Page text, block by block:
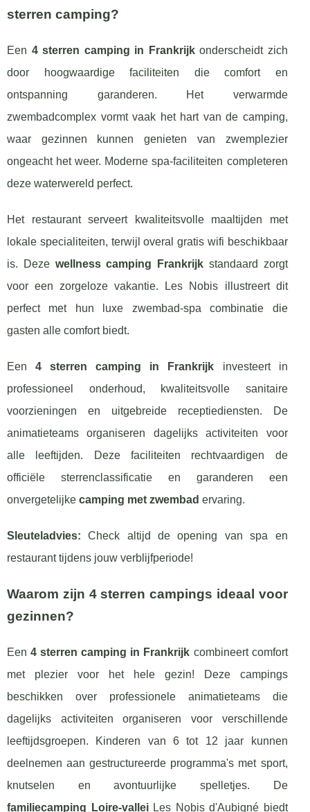
sterren camping?
Een 4 sterren camping in Frankrijkonderscheidt zich
door hoogwaardige faciliteiten die comfort en
ontspanning garanderen. Het verwarmde
zwembadcomplex vormt vaak het hart van de camping,
waar gezinnen kunnen genieten van zwemplezier
ongeacht het weer. Moderne spa-faciliteiten completeren
deze waterwereld perfect.
Het restaurant serveert kwaliteitsvolle maaltijden met
lokale specialiteiten, terwijl overal gratis wifi beschikbaar
is. Deze wellness camping Frankrijk standaard zorgt
voor een zorgeloze vakantie. Les Nobis illustreert dit
perfect met hun luxe zwembad-spa combinatie die
gasten alle comfort biedt.
Een4 sterren camping in Frankrijk investeert in
professioneel onderhoud, kwaliteitsvolle sanitaire
voorzieningen en uitgebreide receptiediensten. De
animatieteams organiseren dagelijks activiteiten voor
alle leeftijden. Deze faciliteiten rechtvaardigen de
officiële sterrenclassificatie en garanderen een
onvergetelijke camping met zwembad ervaring.
Sleuteladvies: Check altijd de opening van spa en
restaurant tijdens jouw verblijfperiode!
Waarom zijn 4 sterren campings ideaal voor
gezinnen?
Een4 sterren camping in Frankrijk combineert comfort
met plezier voor het hele gezin! Deze campings
beschikken over professionele animatieteams die
dagelijks activiteiten organiseren voor verschillende
leeftijdsgroepen. Kinderen van 6 tot 12 jaar kunnen
deelnemen aan gestructureerde programma's met sport,
knutselen en avontuurlijke spelletjes. De
familiecamping Loire-valleiLes Nobis d'Aubigné biedt